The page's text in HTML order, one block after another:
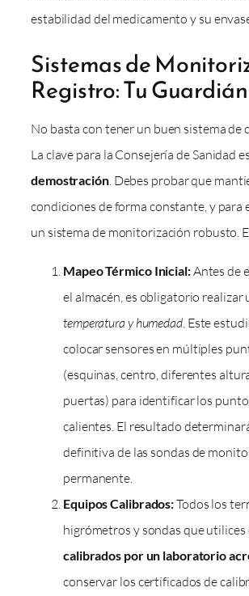
estabilidad del medicamento y su
Sistemas de
Registro: Tu
No basta con tener un buen sistema de
La clave para la Consejería de Sanidad
demostración. Debes probar que
condiciones de forma constante, y para
un sistema de monitorización robusto.
Mapeo Térmico Inicial:Antes de
el almacén, es obligatorio realizar
temperatura y humedad. Este
colocar sensores en múltiples
(esquinas, centro, diferentes
puertas) para identificar los
calientes. El resultado
definitiva de las sondas de
permanente.
Equipos Calibrados:Todos los
higrómetros y sondas que utilices
calibrados por un laboratorio
conservar los certificados de